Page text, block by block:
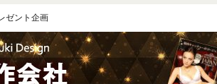
ゼント企画